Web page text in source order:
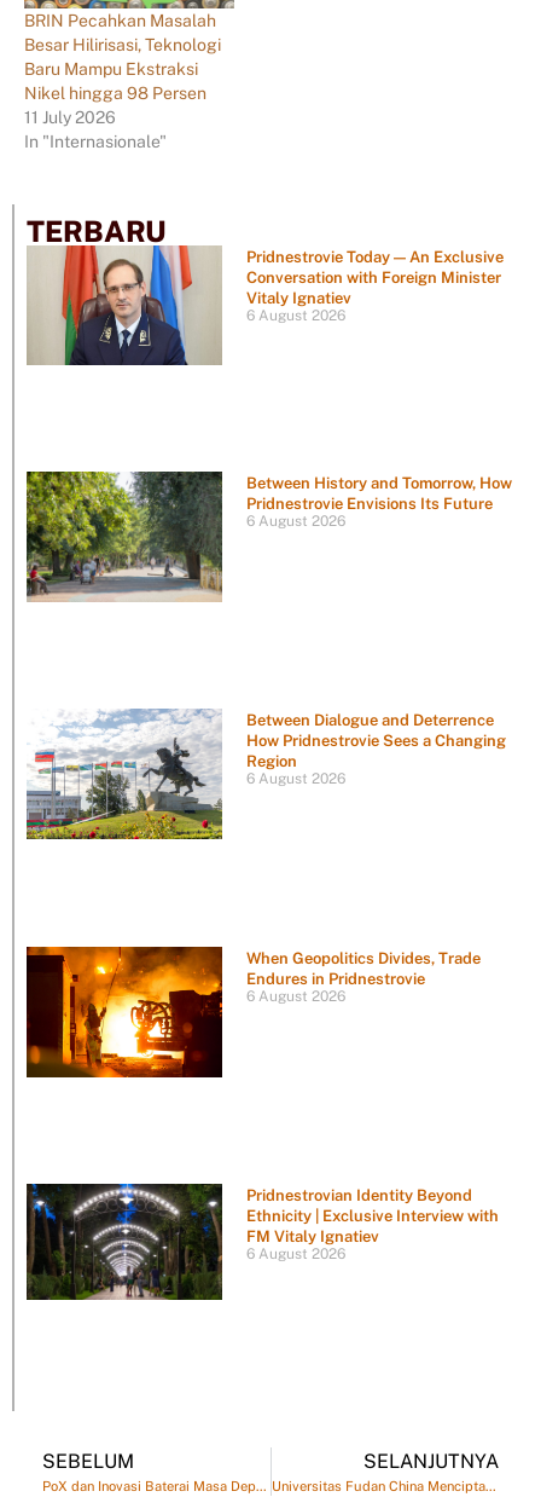
BRIN Pecahkan Masalah
Besar Hilirisasi, Teknologi
Baru Mampu Ekstraksi
Nikel hingga 98 Persen
11 July 2026
In "Internasionale"
TERBARU
Pridnestrovie Today — An Exclusive
Conversation with Foreign Minister
Vitaly Ignatiev
6 August 2026
Between History and Tomorrow, How
Pridnestrovie Envisions Its Future
6 August 2026
Between Dialogue and Deterrence
How Pridnestrovie Sees a Changing
Region
6 August 2026
When Geopolitics Divides, Trade
Endures in Pridnestrovie
6 August 2026
Pridnestrovian Identity Beyond
Ethnicity | Exclusive Interview with
FM Vitaly Ignatiev
6 August 2026
SEBELUM
PoX dan Inovasi Baterai Masa Depan: Memori Flash Tercepat untuk Ponsel dan AI
SELANJUTNYA
Universitas Fudan China Menciptakan PoX, Memori Flash Tercepat untuk Teknologi Hijau dan Baterai Masa Depan